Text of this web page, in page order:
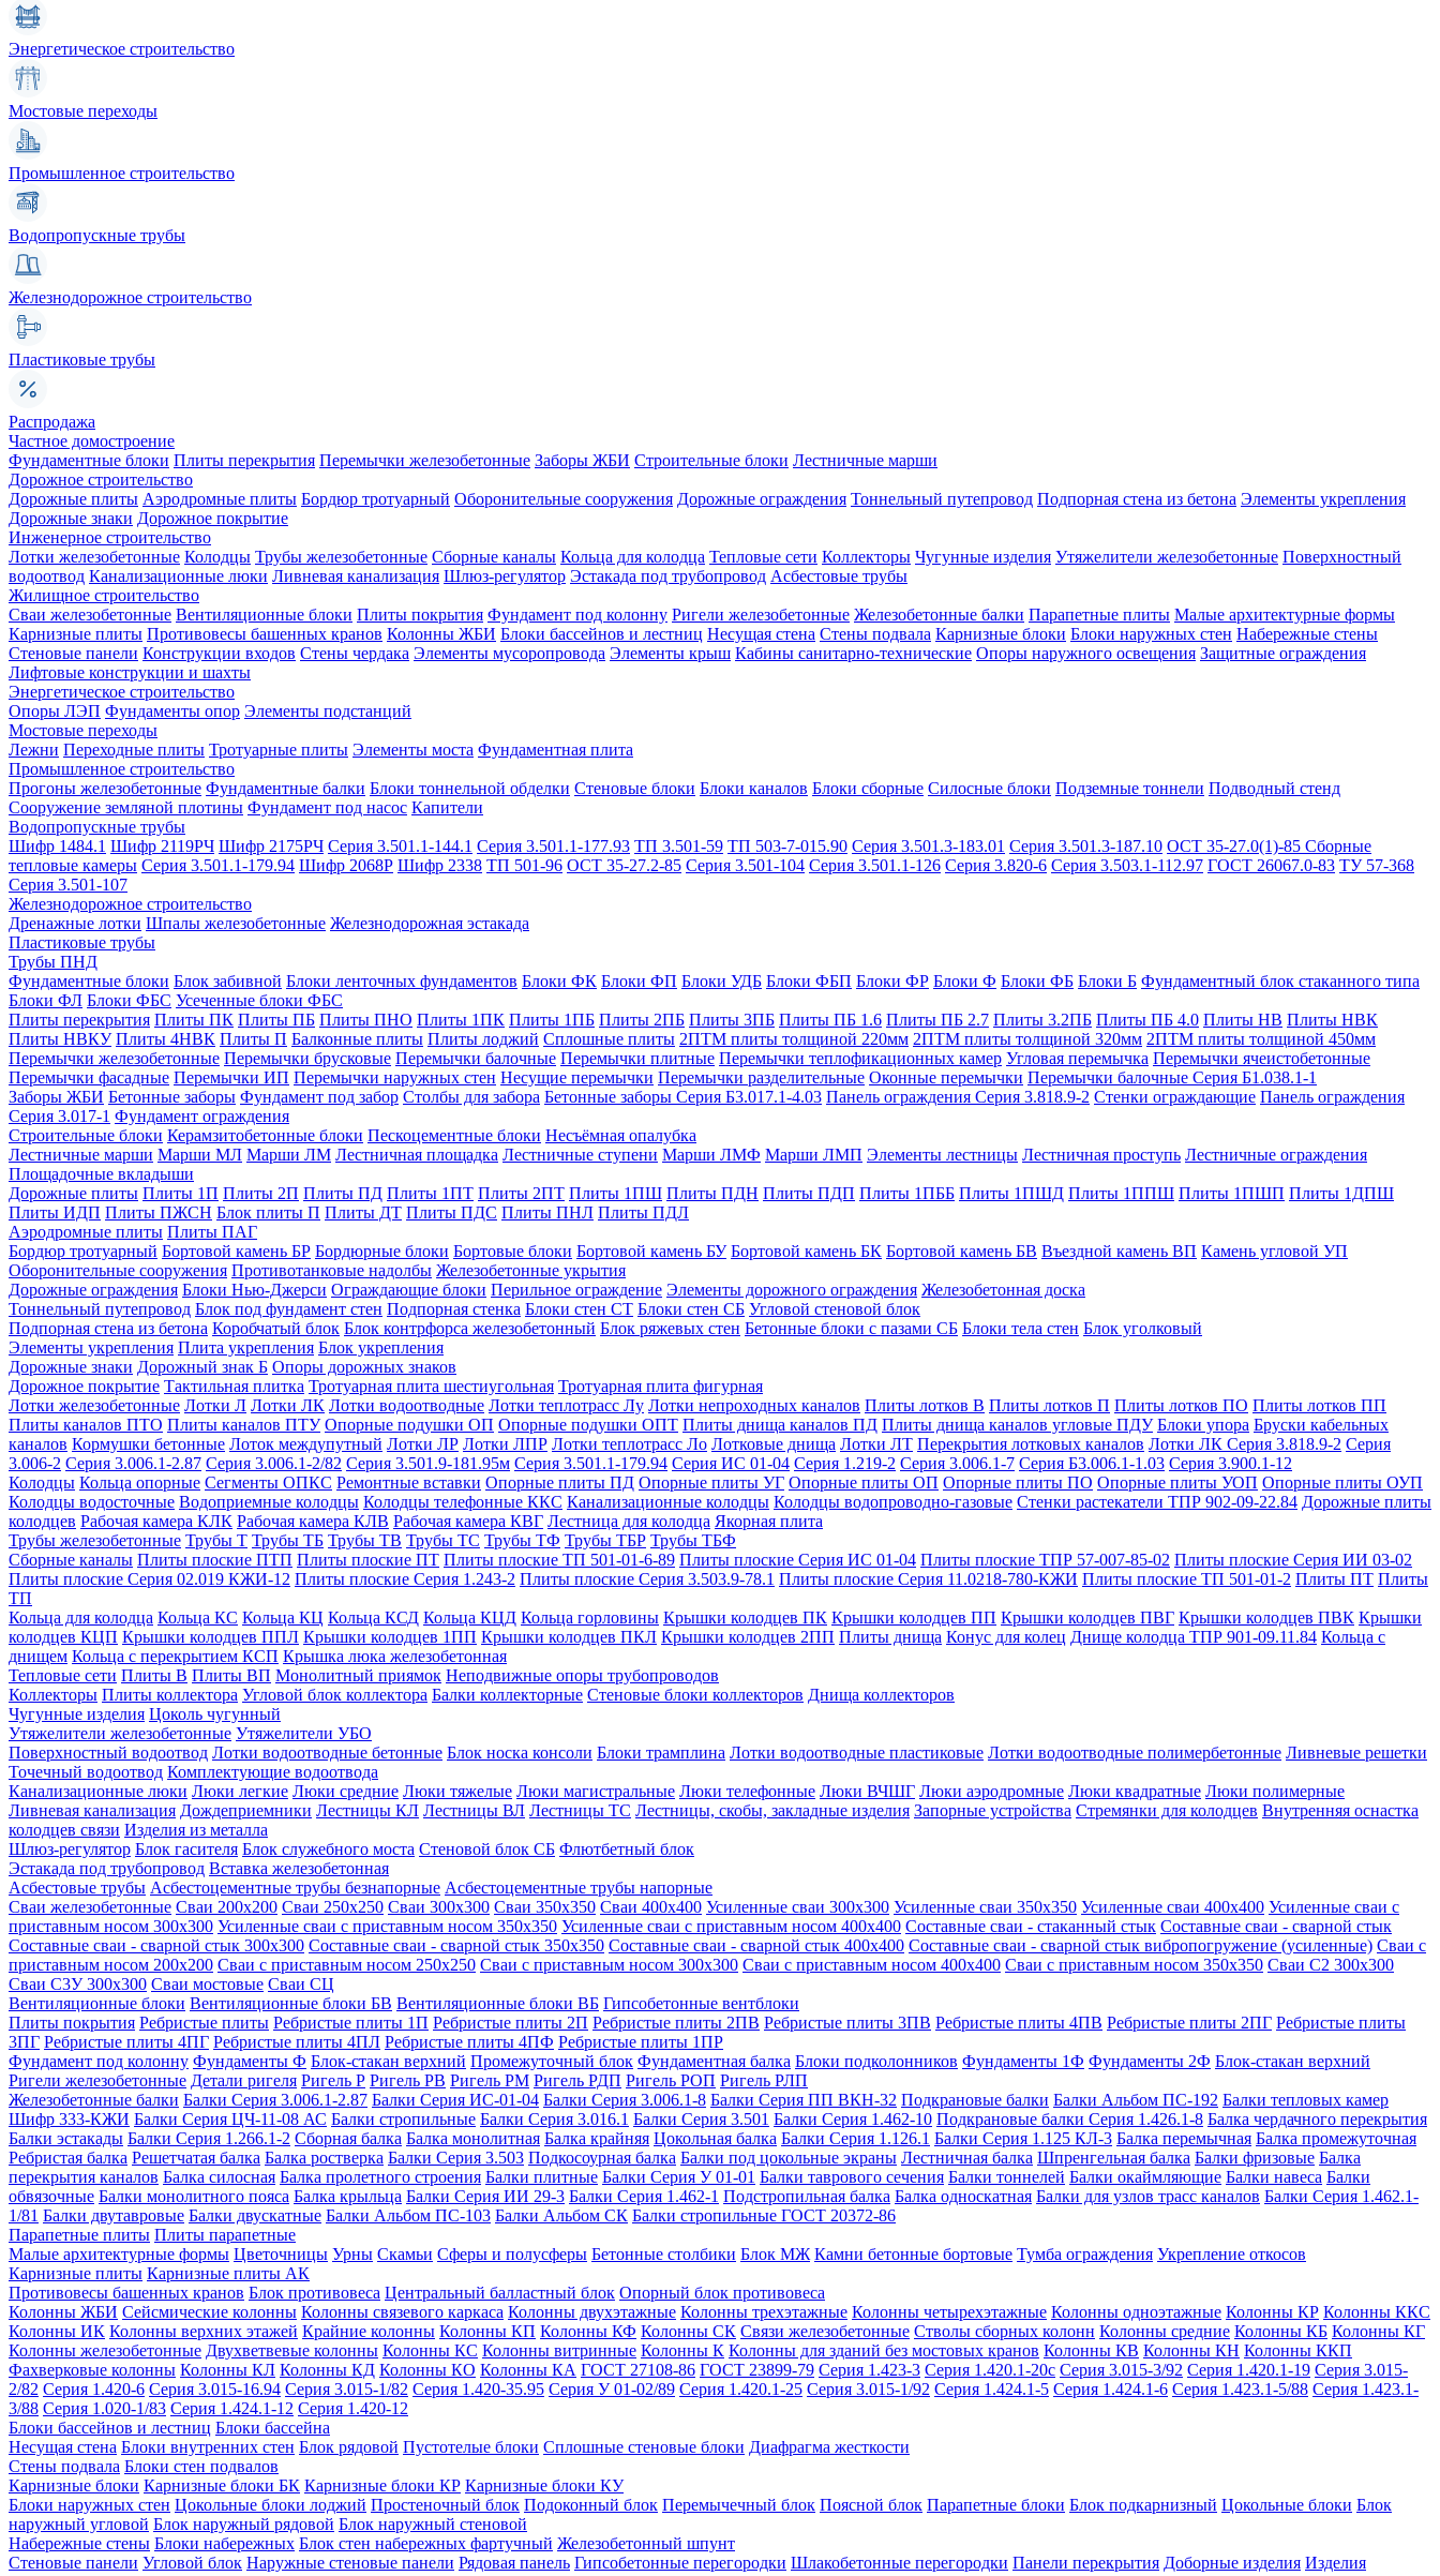
Энергетическое строительство
Мостовые переходы
Промышленное строительство
Водопропускные трубы
Железнодорожное строительство
Пластиковые трубы
Распродажа
Частное домостроение
Фундаментные блоки Плиты перекрытия Перемычки железобетонные Заборы ЖБИ Строительные блоки Лестничные марши
Дорожное строительство
Дорожные плиты Аэродромные плиты Бордюр тротуарный Оборонительные сооружения Дорожные ограждения Тоннельный путепровод Подпорная стена из бетона Элементы укрепления
Дорожные знаки Дорожное покрытие
Инженерное строительство
Лотки железобетонные Колодцы Трубы железобетонные Сборные каналы Кольца для колодца Тепловые сети Коллекторы Чугунные изделия Утяжелители железобетонные Поверхностный
водоотвод Канализационные люки Ливневая канализация Шлюз-регулятор Эстакада под трубопровод Асбестовые трубы
Жилищное строительство
Сваи железобетонные Вентиляционные блоки Плиты покрытия Фундамент под колонну Ригели железобетонные Железобетонные балки Парапетные плиты Малые архитектурные формы
Карнизные плиты Противовесы башенных кранов Колонны ЖБИ Блоки бассейнов и лестниц Несущая стена Стены подвала Карнизные блоки Блоки наружных стен Набережные стены
Стеновые панели Конструкции входов Стены чердака Элементы мусоропровода Элементы крыш Кабины санитарно-технические Опоры наружного освещения Защитные ограждения
Лифтовые конструкции и шахты
Энергетическое строительство
Опоры ЛЭП Фундаменты опор Элементы подстанций
Мостовые переходы
Лежни Переходные плиты Тротуарные плиты Элементы моста Фундаментная плита
Промышленное строительство
Прогоны железобетонные Фундаментные балки Блоки тоннельной обделки Стеновые блоки Блоки каналов Блоки сборные Силосные блоки Подземные тоннели Подводный стенд
Сооружение земляной плотины Фундамент под насос Капители
Водопропускные трубы
Шифр 1484.1 Шифр 2119РЧ Шифр 2175РЧ Серия 3.501.1-144.1 Серия 3.501.1-177.93 ТП 3.501-59 ТП 503-7-015.90 Серия 3.501.3-183.01 Серия 3.501.3-187.10 ОСТ 35-27.0(1)-85 Сборные
тепловые камеры Серия 3.501.1-179.94 Шифр 2068Р Шифр 2338 ТП 501-96 ОСТ 35-27.2-85 Серия 3.501-104 Серия 3.501.1-126 Серия 3.820-6 Серия 3.503.1-112.97 ГОСТ 26067.0-83 ТУ 57-368
Серия 3.501-107
Железнодорожное строительство
Дренажные лотки Шпалы железобетонные Железнодорожная эстакада
Пластиковые трубы
Трубы ПНД
Фундаментные блоки Блок забивной Блоки ленточных фундаментов Блоки ФК Блоки ФП Блоки УДБ Блоки ФБП Блоки ФР Блоки Ф Блоки ФБ Блоки Б Фундаментный блок стаканного типа
Блоки ФЛ Блоки ФБС Усеченные блоки ФБС
Плиты перекрытия Плиты ПК Плиты ПБ Плиты ПНО Плиты 1ПК Плиты 1ПБ Плиты 2ПБ Плиты 3ПБ Плиты ПБ 1.6 Плиты ПБ 2.7 Плиты 3.2ПБ Плиты ПБ 4.0 Плиты НВ Плиты НВК
Плиты НВКУ Плиты 4НВК Плиты П Балконные плиты Плиты лоджий Сплошные плиты 2ПТМ плиты толщиной 220мм 2ПТМ плиты толщиной 320мм 2ПТМ плиты толщиной 450мм
Перемычки железобетонные Перемычки брусковые Перемычки балочные Перемычки плитные Перемычки теплофикационных камер Угловая перемычка Перемычки ячеистобетонные
Перемычки фасадные Перемычки ИП Перемычки наружных стен Несущие перемычки Перемычки разделительные Оконные перемычки Перемычки балочные Серия Б1.038.1-1
Заборы ЖБИ Бетонные заборы Фундамент под забор Столбы для забора Бетонные заборы Серия Б3.017.1-4.03 Панель ограждения Серия 3.818.9-2 Стенки ограждающие Панель ограждения
Серия 3.017-1 Фундамент ограждения
Строительные блоки Керамзитобетонные блоки Пескоцементные блоки Несъёмная опалубка
Лестничные марши Марши МЛ Марши ЛМ Лестничная площадка Лестничные ступени Марши ЛМФ Марши ЛМП Элементы лестницы Лестничная проступь Лестничные ограждения
Площадочные вкладыши
Дорожные плиты Плиты 1П Плиты 2П Плиты ПД Плиты 1ПТ Плиты 2ПТ Плиты 1ПШ Плиты ПДН Плиты ПДП Плиты 1ПББ Плиты 1ПШД Плиты 1ППШ Плиты 1ПШП Плиты 1ДПШ
Плиты ИДП Плиты ПЖСН Блок плиты П Плиты ДТ Плиты ПДС Плиты ПНЛ Плиты ПДЛ
Аэродромные плиты Плиты ПАГ
Бордюр тротуарный Бортовой камень БР Бордюрные блоки Бортовые блоки Бортовой камень БУ Бортовой камень БК Бортовой камень БВ Въездной камень ВП Камень угловой УП
Оборонительные сооружения Противотанковые надолбы Железобетонные укрытия
Дорожные ограждения Блоки Нью-Джерси Ограждающие блоки Перильное ограждение Элементы дорожного ограждения Железобетонная доска
Тоннельный путепровод Блок под фундамент стен Подпорная стенка Блоки стен СТ Блоки стен СБ Угловой стеновой блок
Подпорная стена из бетона Коробчатый блок Блок контрфорса железобетонный Блок ряжевых стен Бетонные блоки с пазами СБ Блоки тела стен Блок уголковый
Элементы укрепления Плита укрепления Блок укрепления
Дорожные знаки Дорожный знак Б Опоры дорожных знаков
Дорожное покрытие Тактильная плитка Тротуарная плита шестиугольная Тротуарная плита фигурная
Лотки железобетонные Лотки Л Лотки ЛК Лотки водоотводные Лотки теплотрасс Лу Лотки непроходных каналов Плиты лотков В Плиты лотков П Плиты лотков ПО Плиты лотков ПП
Плиты каналов ПТО Плиты каналов ПТУ Опорные подушки ОП Опорные подушки ОПТ Плиты днища каналов ПД Плиты днища каналов угловые ПДУ Блоки упора Бруски кабельных
каналов Кормушки бетонные Лоток междупутный Лотки ЛР Лотки ЛПР Лотки теплотрасс Ло Лотковые днища Лотки ЛТ Перекрытия лотковых каналов Лотки ЛК Серия 3.818.9-2 Серия
3.006-2 Серия 3.006.1-2.87 Серия 3.006.1-2/82 Серия 3.501.9-181.95м Серия 3.501.1-179.94 Серия ИС 01-04 Серия 1.219-2 Серия 3.006.1-7 Серия Б3.006.1-1.03 Серия 3.900.1-12
Колодцы Кольца опорные Сегменты ОПКС Ремонтные вставки Опорные плиты ПД Опорные плиты УГ Опорные плиты ОП Опорные плиты ПО Опорные плиты УОП Опорные плиты ОУП
Колодцы водосточные Водоприемные колодцы Колодцы телефонные ККС Канализационные колодцы Колодцы водопроводно-газовые Стенки растекатели ТПР 902-09-22.84 Дорожные плиты
колодцев Рабочая камера КЛК Рабочая камера КЛВ Рабочая камера КВГ Лестница для колодца Якорная плита
Трубы железобетонные Трубы Т Трубы ТБ Трубы ТВ Трубы ТС Трубы ТФ Трубы ТБР Трубы ТБФ
Сборные каналы Плиты плоские ПТП Плиты плоские ПТ Плиты плоские ТП 501-01-6-89 Плиты плоские Серия ИС 01-04 Плиты плоские ТПР 57-007-85-02 Плиты плоские Серия ИИ 03-02
Плиты плоские Серия 02.019 КЖИ-12 Плиты плоские Серия 1.243-2 Плиты плоские Серия 3.503.9-78.1 Плиты плоские Серия 11.0218-780-КЖИ Плиты плоские ТП 501-01-2 Плиты ПТ Плиты
ТП
Кольца для колодца Кольца КС Кольца КЦ Кольца КСД Кольца КЦД Кольца горловины Крышки колодцев ПК Крышки колодцев ПП Крышки колодцев ПВГ Крышки колодцев ПВК Крышки
колодцев КЦП Крышки колодцев ППЛ Крышки колодцев 1ПП Крышки колодцев ПКЛ Крышки колодцев 2ПП Плиты днища Конус для колец Днище колодца ТПР 901-09.11.84 Кольца с
днищем Кольца с перекрытием КСП Крышка люка железобетонная
Тепловые сети Плиты В Плиты ВП Монолитный приямок Неподвижные опоры трубопроводов
Коллекторы Плиты коллектора Угловой блок коллектора Балки коллекторные Стеновые блоки коллекторов Днища коллекторов
Чугунные изделия Цоколь чугунный
Утяжелители железобетонные Утяжелители УБО
Поверхностный водоотвод Лотки водоотводные бетонные Блок носка консоли Блоки трамплина Лотки водоотводные пластиковые Лотки водоотводные полимербетонные Ливневые решетки
Точечный водоотвод Комплектующие водоотвода
Канализационные люки Люки легкие Люки средние Люки тяжелые Люки магистральные Люки телефонные Люки ВЧШГ Люки аэродромные Люки квадратные Люки полимерные
Ливневая канализация Дождеприемники Лестницы КЛ Лестницы ВЛ Лестницы ТС Лестницы, скобы, закладные изделия Запорные устройства Стремянки для колодцев Внутренняя оснастка
колодцев связи Изделия из металла
Шлюз-регулятор Блок гасителя Блок служебного моста Стеновой блок СБ Флютбетный блок
Эстакада под трубопровод Вставка железобетонная
Асбестовые трубы Асбестоцементные трубы безнапорные Асбестоцементные трубы напорные
Сваи железобетонные Сваи 200х200 Сваи 250х250 Сваи 300х300 Сваи 350х350 Сваи 400х400 Усиленные сваи 300х300 Усиленные сваи 350х350 Усиленные сваи 400х400 Усиленные сваи с
приставным носом 300х300 Усиленные сваи с приставным носом 350х350 Усиленные сваи с приставным носом 400х400 Составные сваи - стаканный стык Составные сваи - сварной стык
Составные сваи - сварной стык 300х300 Составные сваи - сварной стык 350х350 Составные сваи - сварной стык 400х400 Составные сваи - сварной стык вибропогружение (усиленные) Сваи с
приставным носом 200х200 Сваи с приставным носом 250х250 Сваи с приставным носом 300х300 Сваи с приставным носом 400х400 Сваи с приставным носом 350х350 Сваи С2 300х300
Сваи С3У 300х300 Сваи мостовые Сваи СЦ
Вентиляционные блоки Вентиляционные блоки БВ Вентиляционные блоки ВБ Гипсобетонные вентблоки
Плиты покрытия Ребристые плиты Ребристые плиты 1П Ребристые плиты 2П Ребристые плиты 2ПВ Ребристые плиты 3ПВ Ребристые плиты 4ПВ Ребристые плиты 2ПГ Ребристые плиты
3ПГ Ребристые плиты 4ПГ Ребристые плиты 4ПЛ Ребристые плиты 4ПФ Ребристые плиты 1ПР
Фундамент под колонну Фундаменты Ф Блок-стакан верхний Промежуточный блок Фундаментная балка Блоки подколонников Фундаменты 1Ф Фундаменты 2Ф Блок-стакан верхний
Ригели железобетонные Детали ригеля Ригель Р Ригель РВ Ригель РМ Ригель РДП Ригель РОП Ригель РЛП
Железобетонные балки Балки Серия 3.006.1-2.87 Балки Серия ИС-01-04 Балки Серия 3.006.1-8 Балки Серия ПП ВКН-32 Подкрановые балки Балки Альбом ПС-192 Балки тепловых камер
Шифр 333-КЖИ Балки Серия ЦЧ-11-08 АС Балки стропильные Балки Серия 3.016.1 Балки Серия 3.501 Балки Серия 1.462-10 Подкрановые балки Серия 1.426.1-8 Балка чердачного перекрытия
Балки эстакады Балки Серия 1.266.1-2 Сборная балка Балка монолитная Балка крайняя Цокольная балка Балки Серия 1.126.1 Балки Серия 1.125 КЛ-3 Балка перемычная Балка промежуточная
Ребристая балка Решетчатая балка Балка ростверка Балки Серия 3.503 Подкосоурная балка Балки под цокольные экраны Лестничная балка Шпренгельная балка Балки фризовые Балка
перекрытия каналов Балка силосная Балка пролетного строения Балки плитные Балки Серия У 01-01 Балки таврового сечения Балки тоннелей Балки окаймляющие Балки навеса Балки
обвязочные Балки монолитного пояса Балка крыльца Балки Серия ИИ 29-3 Балки Серия 1.462-1 Подстропильная балка Балка односкатная Балки для узлов трасс каналов Балки Серия 1.462.1-
1/81 Балки двутавровые Балки двускатные Балки Альбом ПС-103 Балки Альбом СК Балки стропильные ГОСТ 20372-86
Парапетные плиты Плиты парапетные
Малые архитектурные формы Цветочницы Урны Скамьи Сферы и полусферы Бетонные столбики Блок МЖ Камни бетонные бортовые Тумба ограждения Укрепление откосов
Карнизные плиты Карнизные плиты АК
Противовесы башенных кранов Блок противовеса Центральный балластный блок Опорный блок противовеса
Колонны ЖБИ Сейсмические колонны Колонны связевого каркаса Колонны двухэтажные Колонны трехэтажные Колонны четырехэтажные Колонны одноэтажные Колонны КР Колонны ККС
Колонны ИК Колонны верхних этажей Крайние колонны Колонны КП Колонны КФ Колонны СК Связи железобетонные Стволы сборных колонн Колонны средние Колонны КБ Колонны КГ
Колонны железобетонные Двухветвевые колонны Колонны КС Колонны витринные Колонны К Колонны для зданий без мостовых кранов Колонны КВ Колонны КН Колонны ККП
Фахверковые колонны Колонны КЛ Колонны КД Колонны КО Колонны КА ГОСТ 27108-86 ГОСТ 23899-79 Серия 1.423-3 Серия 1.420.1-20с Серия 3.015-3/92 Серия 1.420.1-19 Серия 3.015-
2/82 Серия 1.420-6 Серия 3.015-16.94 Серия 3.015-1/82 Серия 1.420-35.95 Серия У 01-02/89 Серия 1.420.1-25 Серия 3.015-1/92 Серия 1.424.1-5 Серия 1.424.1-6 Серия 1.423.1-5/88 Серия 1.423.1-
3/88 Серия 1.020-1/83 Серия 1.424.1-12 Серия 1.420-12
Блоки бассейнов и лестниц Блоки бассейна
Несущая стена Блоки внутренних стен Блок рядовой Пустотелые блоки Сплошные стеновые блоки Диафрагма жесткости
Стены подвала Блоки стен подвалов
Карнизные блоки Карнизные блоки БК Карнизные блоки КР Карнизные блоки КУ
Блоки наружных стен Цокольные блоки лоджий Простеночный блок Подоконный блок Перемычечный блок Поясной блок Парапетные блоки Блок подкарнизный Цокольные блоки Блок
наружный угловой Блок наружный рядовой Блок наружный стеновой
Набережные стены Блоки набережных Блок стен набережных фартучный Железобетонный шпунт
Стеновые панели Угловой блок Наружные стеновые панели Рядовая панель Гипсобетонные перегородки Шлакобетонные перегородки Панели перекрытия Доборные изделия Изделия